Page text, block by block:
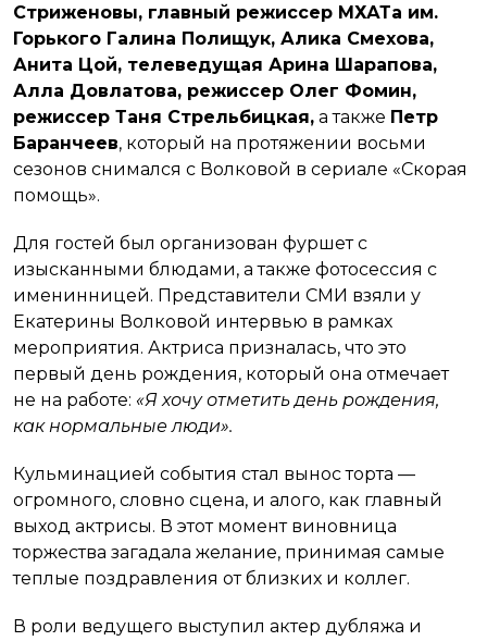
Стриженовы, главный режиссер МХАТа им.
Горького Галина Полищук, Алика Смехова,
Анита Цой, телеведущая Арина Шарапова,
Алла Довлатова, режиссер Олег Фомин,
режиссер Таня Стрельбицкая, а также Петр
Баранчеев, который на протяжении восьми
сезонов снимался с Волковой в сериале «Скорая
помощь».
Для гостей был организован фуршет с
изысканными блюдами, а также фотосессия с
именинницей. Представители СМИ взяли у
Екатерины Волковой интервью в рамках
мероприятия. Актриса призналась, что это
первый день рождения, который она отмечает
не на работе: «Я хочу отметить день рождения,
как нормальные люди».
Кульминацией события стал вынос торта —
огромного, словно сцена, и алого, как главный
выход актрисы. В этот момент виновница
торжества загадала желание, принимая самые
теплые поздравления от близких и коллег.
В роли ведущего выступил актер дубляжа и